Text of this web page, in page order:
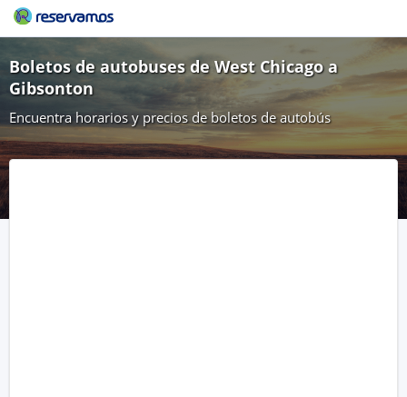
Boletos de autobuses de West Chicago a
Gibsonton
Encuentra horarios y precios de boletos de autobús